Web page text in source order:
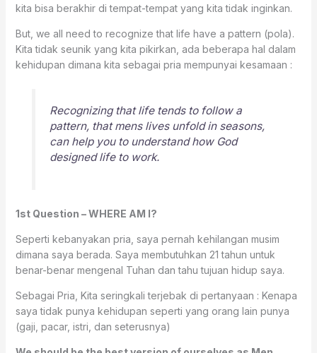
kita bisa berakhir di tempat-tempat yang kita tidak inginkan.
But, we all need to recognize that life have a pattern (pola).
Kita tidak seunik yang kita pikirkan, ada beberapa hal dalam
kehidupan dimana kita sebagai pria mempunyai kesamaan :
Recognizing that life tends to follow a
pattern, that mens lives unfold in seasons,
can help you to understand how God
designed life to work.
1st Question – WHERE AM I?
Seperti kebanyakan pria, saya pernah kehilangan musim
dimana saya berada. Saya membutuhkan 21 tahun untuk
benar-benar mengenal Tuhan dan tahu tujuan hidup saya.
Sebagai Pria, Kita seringkali terjebak di pertanyaan : Kenapa
saya tidak punya kehidupan seperti yang orang lain punya
(gaji, pacar, istri, dan seterusnya)